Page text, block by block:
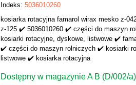
Indeks: 5036010260
kosiarka rotacyjna famarol wirax mesko z-
z-125 ✔️ 5036010260 ✔️ części do maszyn
kosiarki rotacyjne, dyskowe, listwowe ✔️
✔️ części do maszyn rolniczych ✔️ kosiarki
listwowe ✔️ kosiarka rotacyjna
Dostępny w magazynie A B (D/002/a)